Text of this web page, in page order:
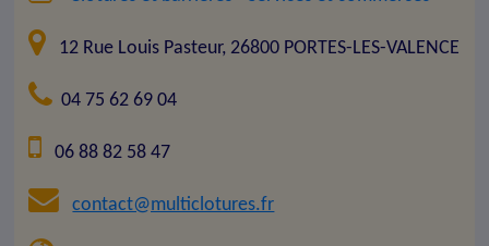
12 Rue Louis Pasteur, 26800 PORTES-LES-VALENCE
04 75 62 69 04
06 88 82 58 47
contact@multiclotures.fr